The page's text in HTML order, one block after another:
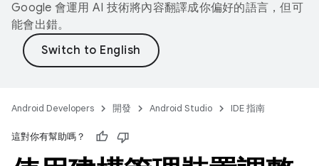
Google 會運用 AI 技術將內容翻譯成你偏好的語言，但可
能會出錯。
Android Developers 開發 Android Studio IDE 指南
這對你有幫助嗎？